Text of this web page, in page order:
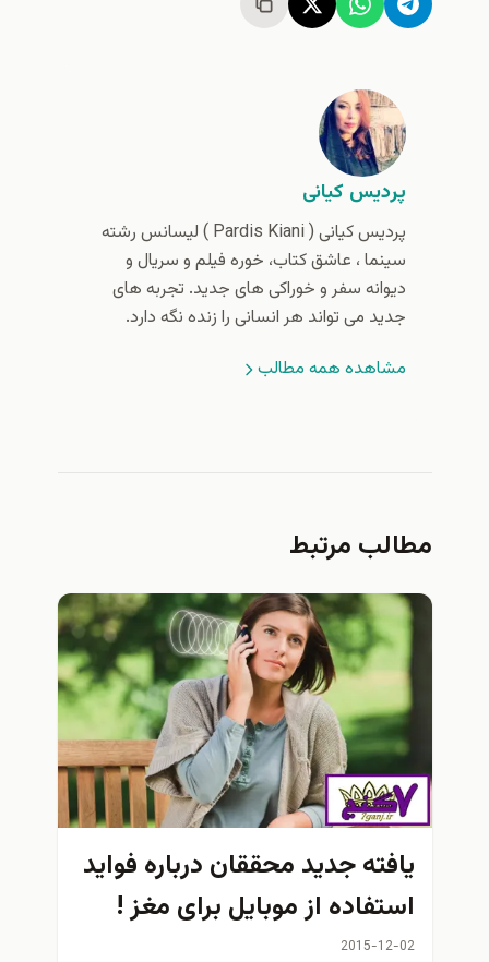
پردیس کیانی
پردیس کیانی (‌ Pardis Kiani ) لیسانس رشته
سینما ، عاشق کتاب، خوره فیلم و سریال و
دیوانه سفر و خوراکی های جدید. تجربه های
جدید می تواند هر انسانی را زنده نگه دارد.
مشاهده همه مطالب
مطالب مرتبط
یافته جدید محققان درباره فواید
استفاده از موبایل برای مغز !
2015-12-02